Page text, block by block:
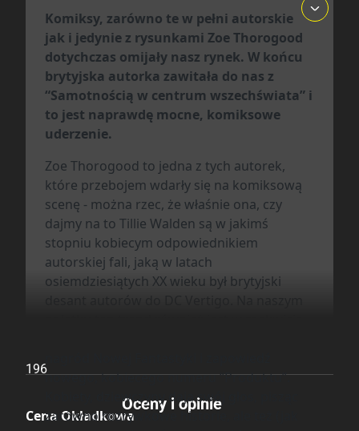
Wydanie
Druk
Oprawa
Miękka
Format
196
Cena Okładkowa
Komiksy, zarówno te w pełni autorskie
jak i jedynie z rysunkami Zoe Thorogood
dotychczas omijały nasz rynek. W końcu
brytyjska autorka zawitała do nas z
“Samotnością w centrum wszechświata” i
to jest naprawdę mocne, komiksowe
uderzenie.
Zoe Thorogood to jedna z tych autorek,
które przebojem wdarły się na komiksową
scenę - można rzec, że właśnie ona, czy
dajmy na to Tillie Walden są w jakimś
stopniu kobiecym odpowiednikiem
autorskiej fali, jaką w latach
osiemdziesiątych XX wieku był brytyjski
nowego, kobiecego numeru “Produktu”.
Kobiety, dziewczyny dają swój głos, pisząc
zarówno rozrywkowe historie, ale też (jak
Oceny i opinie